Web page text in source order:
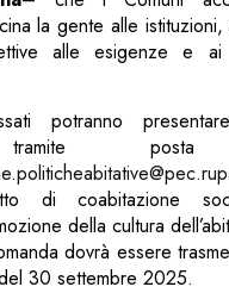
la gente alle
alle esigenze e ai
potranno
posta
di coabitazione
della cultura
dovrà essere
30 settembre 2025.